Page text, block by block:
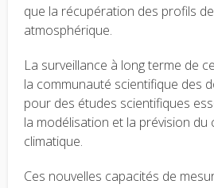
que la récupération des profils
atmosphérique.
La surveillance à long terme de
la communauté scientifique des
pour des études scientifiques
la modélisation et la prévision du
climatique.
Ces nouvelles capacités de